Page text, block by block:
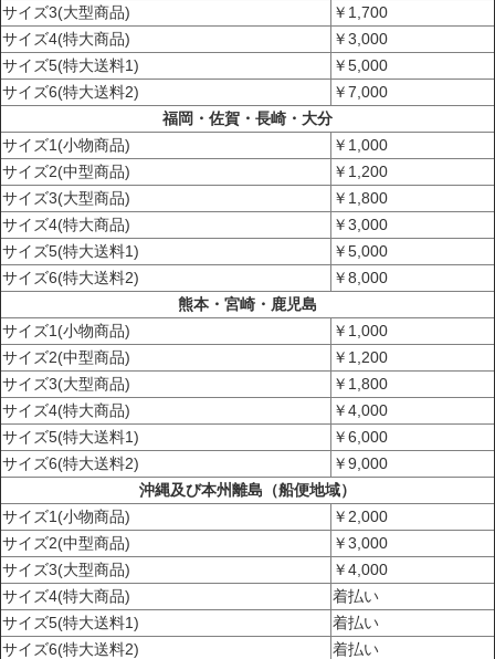
サイズ3(大型商品)
￥1,700
サイズ4(特大商品)
￥3,000
サイズ5(特大送料1)
￥5,000
サイズ6(特大送料2)
￥7,000
福岡・佐賀・長崎・大分
サイズ1(小物商品)
￥1,000
サイズ2(中型商品)
￥1,200
サイズ3(大型商品)
￥1,800
サイズ4(特大商品)
￥3,000
サイズ5(特大送料1)
￥5,000
サイズ6(特大送料2)
￥8,000
熊本・宮崎・鹿児島
サイズ1(小物商品)
￥1,000
サイズ2(中型商品)
￥1,200
サイズ3(大型商品)
￥1,800
サイズ4(特大商品)
￥4,000
サイズ5(特大送料1)
￥6,000
サイズ6(特大送料2)
￥9,000
沖縄及び本州離島（船便地域）
サイズ1(小物商品)
￥2,000
サイズ2(中型商品)
￥3,000
サイズ3(大型商品)
￥4,000
サイズ4(特大商品)
着払い
サイズ5(特大送料1)
着払い
サイズ6(特大送料2)
着払い